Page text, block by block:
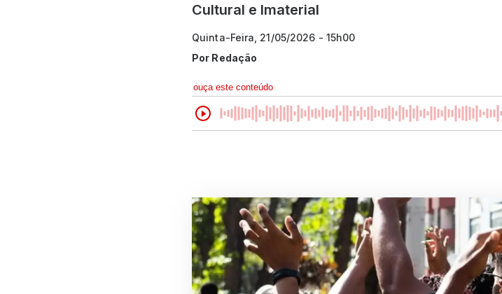
Cultural e Imaterial
Quinta-Feira, 21/05/2026 - 15h00
Por Redação
ouça este conteúdo